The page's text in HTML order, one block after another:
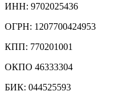
ИНН: 9702025436
ОГРН: 1207700424953
КПП: 770201001
ОКПО 46333304
БИК: 044525593